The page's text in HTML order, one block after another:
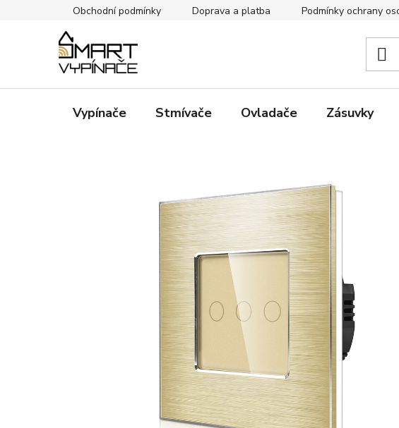
Obchodní podmínky Doprava a platba Podmínky ochrany
Vypínače Stmívače Ovladače Zásuvky